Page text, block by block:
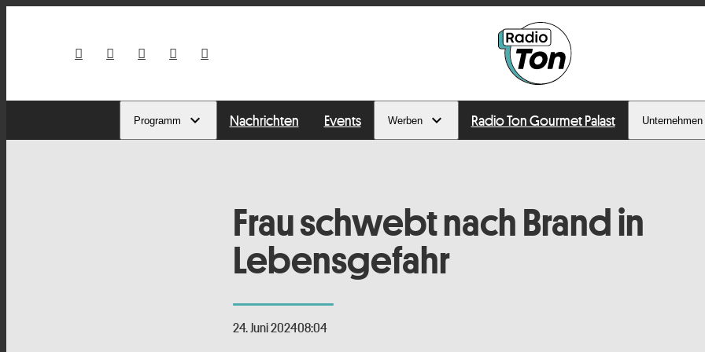
Programm Nachrichten Events Werben Radio Ton Gourmet Palast Unternehmen
Frau schwebt nach Brand in
Lebensgefahr
24. Juni 202408:04